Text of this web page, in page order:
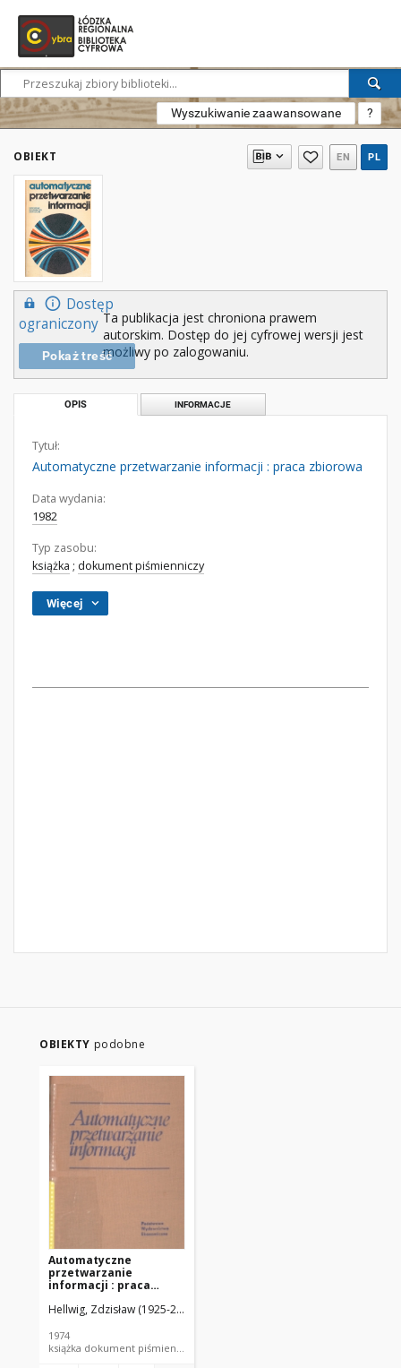
Wyszukiwanie zaawansowane ?
OBIEKT EN PL
Dostęp
ograniczony
Pokaż treść
Ta publikacja jest chroniona prawem
autorskim. Dostęp do jej cyfrowej wersji jest
możliwy po zalogowaniu.
OPIS INFORMACJE
Tytuł:
Automatyczne przetwarzanie informacji : praca zbiorowa
Data wydania:
1982
Typ zasobu:
książka ; dokument piśmienniczy
Więcej
OBIEKTY podobne
Automatyczne
przetwarzanie
informacji : praca
Hellwig, Zdzisław (1925-2013). Red.
1974
książka dokument piśmienniczy